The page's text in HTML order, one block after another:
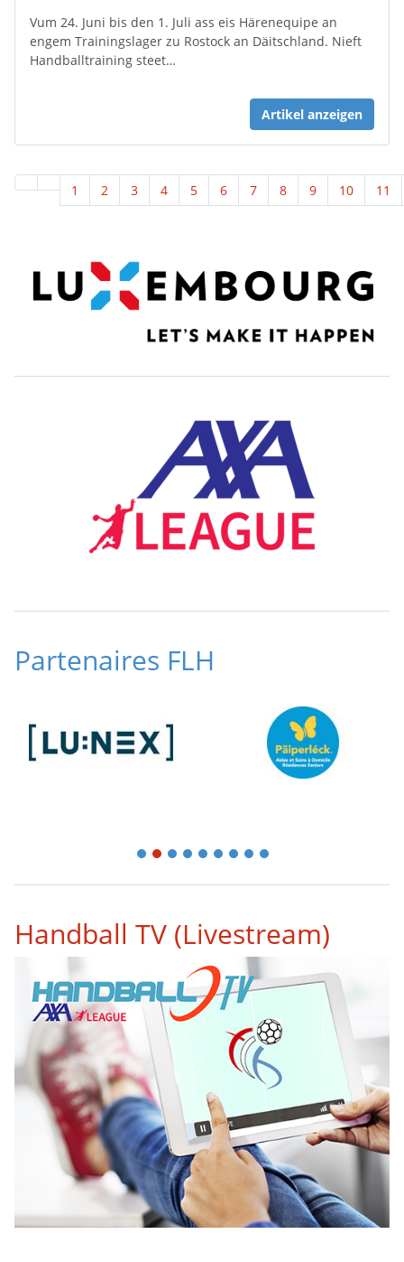
Vum 24. Juni bis den 1. Juli ass eis Härenequipe an
engem Trainingslager zu Rostock an Däitschland. Nieft
Handballtraining steet…
Artikel anzeigen
1 2 3 4 5 6 7 8 9 10 11
Partenaires FLH
1 2 3 4 5 6 7 8 9
Handball TV (Livestream)